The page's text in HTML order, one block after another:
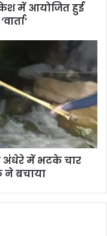
में आयोजित हुई
अंधेरे में भटके चार
बचाया